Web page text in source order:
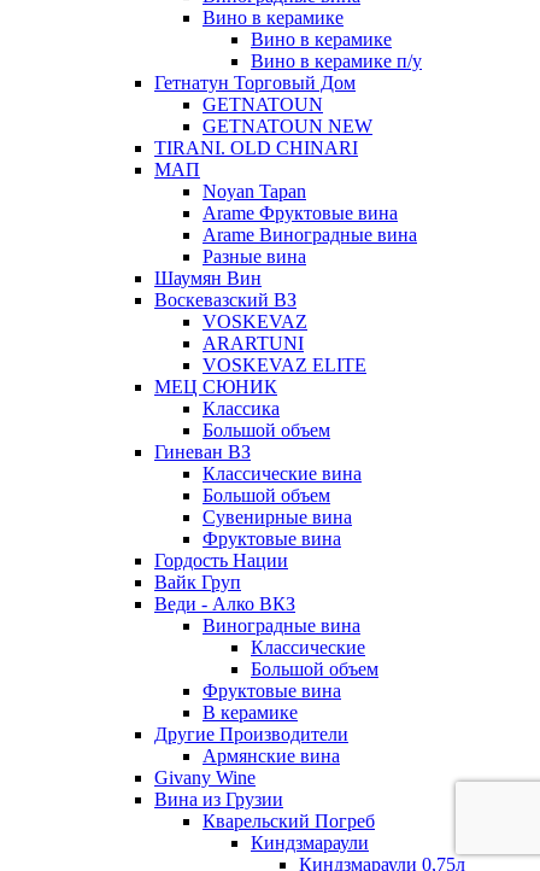
Вино в керамике
Вино в керамике
Вино в керамике п/у
Гетнатун Торговый Дом
GETNATOUN
GETNATOUN NEW
TIRANI. OLD CHINARI
МАП
Noyan Tapan
Arame Фруктовые вина
Arame Виноградные вина
Разные вина
Шаумян Вин
Воскевазский ВЗ
VOSKEVAZ
ARARTUNI
VOSKEVAZ ELITE
МЕЦ СЮНИК
Классика
Большой объем
Гиневан ВЗ
Классические вина
Большой объем
Сувенирные вина
Фруктовые вина
Гордость Нации
Вайк Груп
Веди - Алко ВКЗ
Виноградные вина
Классические
Большой объем
Фруктовые вина
В керамике
Другие Производители
Армянские вина
Givany Wine
Вина из Грузии
Кварельский Погреб
Киндзмараули
Киндзмараули 0,75л